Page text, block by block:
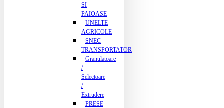
SI
PAIOASE
UNELTE
AGRICOLE
SNEC
TRANSPORTATOR
Granulatoare
/
Selectoare
/
Extrudere
PRESE